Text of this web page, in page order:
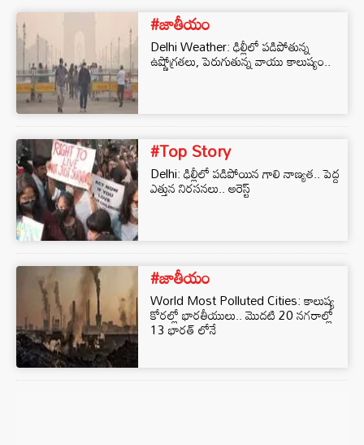
#జాతీయం
Delhi Weather: ఢిల్లీలో పడిపోతున్న
ఉష్ణోగ్రతలు, పెరుగుతున్న వాయు కాలుష్యం..
#Top Story
Delhi: ఢిల్లీలో పడిపోయిన గాలి నాణ్యత.. పెద్ద
ఎత్తున నిరసనలు.. అరెస్ట్
#జాతీయం
World Most Polluted Cities: కాలుష్య
కోరల్లో భారతీయులు.. మొదటి 20 నగరాల్లో
13 భారత్ లోనే